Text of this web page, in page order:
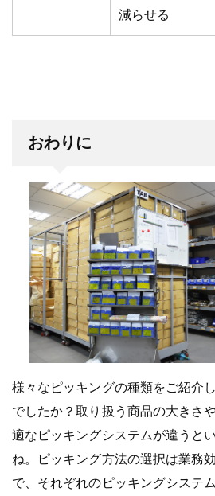
減らせる
おわりに
様々なピッキングの種類をご紹介
でしたか？取り扱う商品の大きさ
適なピッキングシステムが違うと
ね。ピッキング方法の選択は業務
で、それぞれのピッキングシステ